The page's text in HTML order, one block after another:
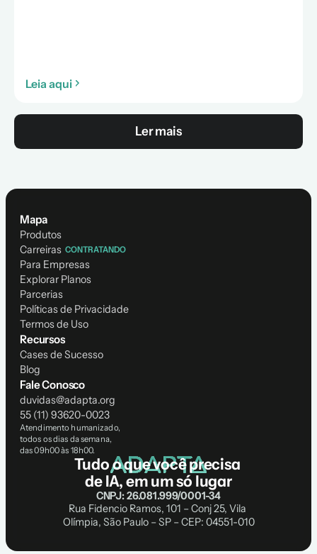
Leia aqui
Ler mais
Mapa
Produtos
Carreiras CONTRATANDO
Para Empresas
Explorar Planos
Parcerias
Políticas de Privacidade
Termos de Uso
Fale Conosco
duvidas@adapta.org
55 (11) 93620-0023
Atendimento humanizado,
todos os dias da semana,
das 09h00 às 18h00.
Recursos
Cases de Sucesso
Blog
Tudo o que você precisa
de IA, em um só lugar
CNPJ: 26.081.999/0001-34
Rua Fidencio Ramos, 101 – Conj 25, Vila
Olímpia, São Paulo – SP – CEP: 04551-010